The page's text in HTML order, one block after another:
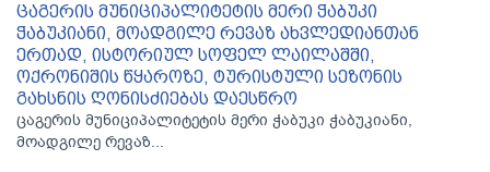
ცაგერის მუნიციპალიტეტის მერი ჭაბუკი
ჭაბუკიანი, მოადგილე რევაზ ახვლედიანთან
ერთად, ისტორიულ სოფელ ლაილაშში,
ოქრონიშის წყაროზე, ტურისტული სეზონის
გახსნის ღონისძიებას დაესწრო
ცაგერის მუნიციპალიტეტის მერი ჭაბუკი ჭაბუკიანი,
მოადგილე რევაზ...